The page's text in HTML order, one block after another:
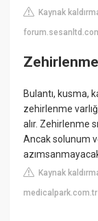
Kaynak
Bulantı, kusma,
zehirlenme
alır. Zehirlenme
Ancak solunum
Kaynak
medicalpark.com.tr